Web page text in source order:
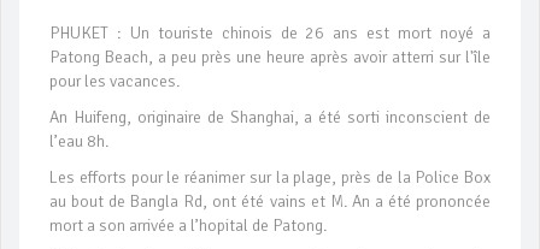
PHUKET : Un touriste chinois de 26 ans est mort noyé a
Patong Beach, a peu près une heure après avoir atterri sur l'île
pour les vacances.
An Huifeng, originaire de Shanghai, a été sorti inconscient de
l’eau 8h.
Les efforts pour le réanimer sur la plage, près de la Police Box
au bout de Bangla Rd, ont été vains et M. An a été prononcée
mort a son arrivée a l’hopital de Patong.